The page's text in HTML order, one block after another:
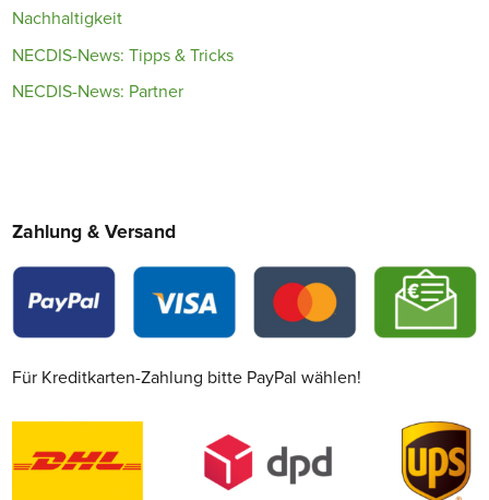
Nachhaltigkeit
NECDIS-News: Tipps & Tricks
NECDIS-News: Partner
Zahlung & Versand
Für Kreditkarten-Zahlung bitte PayPal wählen!